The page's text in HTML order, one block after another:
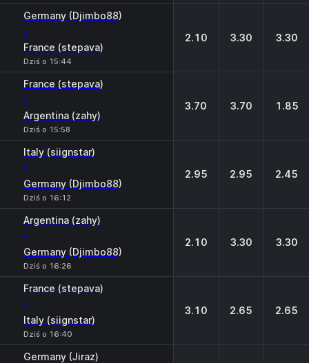
Germany (Djimbo88)
-
France (stepava)
Dziś o 15:44
2.10 3.30 3.30
France (stepava)
-
Argentina (zahy)
Dziś o 15:58
3.70 3.70 1.85
Italy (siignstar)
-
Germany (Djimbo88)
Dziś o 16:12
2.95 2.95 2.45
Argentina (zahy)
-
Germany (Djimbo88)
Dziś o 16:26
2.10 3.30 3.30
France (stepava)
-
Italy (siignstar)
Dziś o 16:40
3.10 2.65 2.65
Germany (Jiraz)